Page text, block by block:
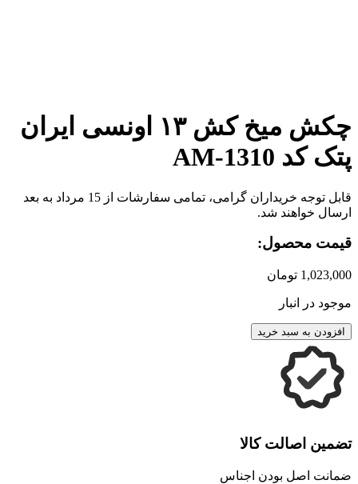
چکش میخ کش ۱۳ اونسی ایران
پتک کد AM-1310
قابل توجه خریداران گرامی، تمامی سفارشات از 15 مرداد به بعد
ارسال خواهند شد.
قیمت محصول:
1,023,000 تومان
موجود در انبار
افزودن به سبد خرید
تضمین اصالت کالا
ضمانت اصل بودن اجناس